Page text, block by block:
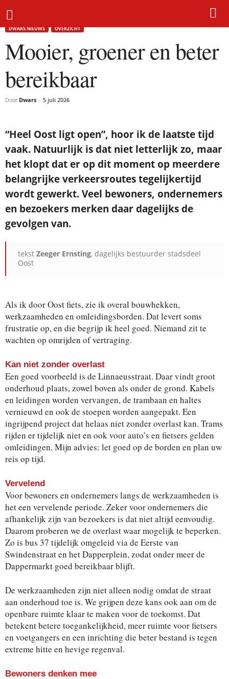
Home
DWARS NIEUWS OVERZICHT
Mooier, groener en beter
bereikbaar
Door Dwars - 5 juli 2026
“Heel Oost ligt open”, hoor ik de laatste tijd
vaak. Natuurlijk is dat niet letterlijk zo, maar
het klopt dat er op dit moment op meerdere
belangrijke verkeersroutes tegelijkertijd
wordt gewerkt. Veel bewoners, ondernemers
en bezoekers merken daar dagelijks de
gevolgen van.
tekst Zeeger Ernsting, dagelijks bestuurder stadsdeel
Oost
Als ik door Oost fiets, zie ik overal bouwhekken,
werkzaamheden en omleidingsborden. Dat levert soms
frustratie op, en die begrijp ik heel goed. Niemand zit te
wachten op omrijden of vertraging.
Kan niet zonder overlast
Een goed voorbeeld is de Linnaeusstraat. Daar vindt groot
onderhoud plaats, zowel boven als onder de grond. Kabels
en leidingen worden vervangen, de trambaan en haltes
vernieuwd en ook de stoepen worden aangepakt. Een
ingrijpend project dat helaas niet zonder overlast kan. Trams
rijden er tijdelijk niet en ook voor auto’s en fietsers gelden
omleidingen. Mijn advies: let goed op de borden en plan uw
reis op tijd.
Vervelend
Voor bewoners en ondernemers langs de werkzaamheden is
het een vervelende periode. Zeker voor ondernemers die
afhankelijk zijn van bezoekers is dat niet altijd eenvoudig.
Daarom proberen we de overlast waar mogelijk te beperken.
Zo is bus 37 tijdelijk omgeleid via de Eerste van
Swindenstraat en het Dapperplein, zodat onder meer de
Dappermarkt goed bereikbaar blijft.
De werkzaamheden zijn niet alleen nodig omdat de straat
aan onderhoud toe is. We grijpen deze kans ook aan om de
openbare ruimte klaar te maken voor de toekomst. Dat
betekent betere toegankelijkheid, meer ruimte voor fietsers
en voetgangers en een inrichting die beter bestand is tegen
extreme hitte en hevige regenval.
Bewoners denken mee